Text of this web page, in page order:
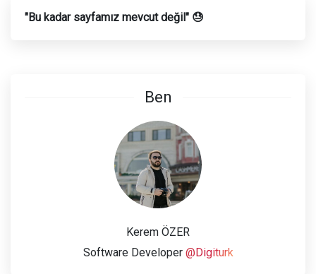
"Bu kadar sayfamız mevcut değil" 😓
Ben
Kerem ÖZER
Software Developer @Digiturk